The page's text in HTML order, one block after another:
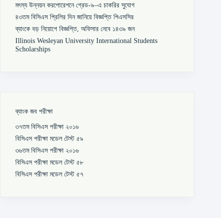
মৎস্য উন্নয়ন করপোরেশনে গ্রেড-৯–এ চাকরির সুযোগ
৪৩তম বিসিএস প্রিলির দিন জানিয়ে বিজ্ঞপ্তি পিএসসির
ব্যাংকে বড় নিয়োগে বিজ্ঞপ্তি, অফিসার নেবে ১৪৩৯ জন
Illinois Wesleyan University International Students
Scholarships
ব্যাংক জব পরীক্ষা
৩৭তম বিসিএস পরীক্ষা ২০১৬
বিসিএস পরীক্ষা মডেল টেস্ট ৫৯
৩৬তম বিসিএস পরীক্ষা ২০১৬
বিসিএস পরীক্ষা মডেল টেস্ট ৫৮
বিসিএস পরীক্ষা মডেল টেস্ট ৫৭